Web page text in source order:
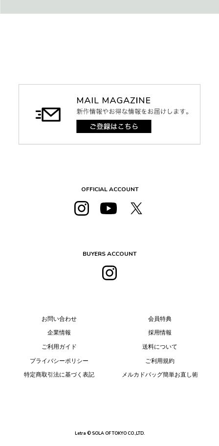
OFFICIAL ACCOUNT
BUYERS ACCOUNT
お問い合わせ
企業情報
ご利用ガイド
プライバシーポリシー
特定商取引法に基づく表記
会員特典
採用情報
送料について
ご利用規約
メルカドバッグ簡単お直し術
Letra © SOLA OF TOKYO CO.,LTD.